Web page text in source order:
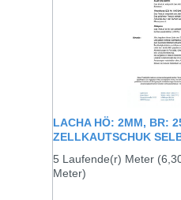
LACHA HÖ: 2MM, BR:
ZELLKAUTSCHUK
5 Laufende(r) Meter
Meter)